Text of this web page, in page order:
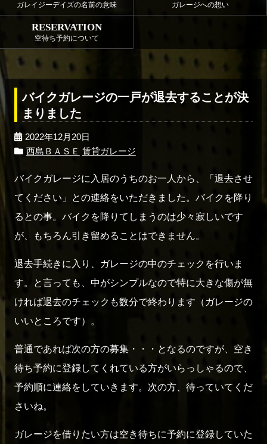
ガレイジーデイズの名前の意味 ガレージへの想い
RESERVATION
空待ち予約について
バイクガレージの一戸が退去することが決
まりました
2022年12月20日
西島ＢＡＳＥ 賃貸ガレージ
バイクガレージに入居のうちのお一人から、「退去させ
てください」との連絡をいただきました。バイクを降り
るとの事。バイクを降りてしまうのは少々寂しいです
が、もちろん引き留めることはできません。
退去手続きに入り、ガレージの中のチェックを行いま
す。と言っても、中がシンプルなので特に大きな傷が無
ければ退去のチェックも数分で終わります（ガレージの
いいところです）。
普通であれば次の方の募集・・・となるのですが、空き
待ち予約に登録してくれている方がいらっしゃるので、
予約順に連絡をしていきます。次の方、待っていてくだ
さいね。
ガレージを借りたい方は空き待ちに予約に登録していた